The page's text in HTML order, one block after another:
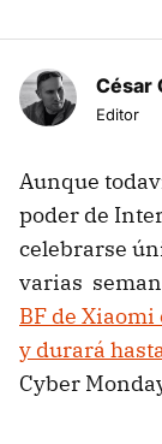
César
Editor
Aunque
poder de
celebrarse
varias
BF de
y durará
Cyber